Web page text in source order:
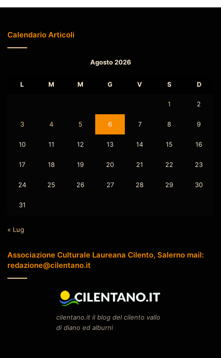
Calendario Articoli
Agosto 2026
L M M G V S D
1 2
3 4 5 6 7 8 9
10 11 12 13 14 15 16
17 18 19 20 21 22 23
24 25 26 27 28 29 30
31
« Lug
Associazione Culturale Laureana Cilento, Salerno mail:
redazione@cilentano.it
cilentano.it il blog del cilento vallo
di diano ed alburni